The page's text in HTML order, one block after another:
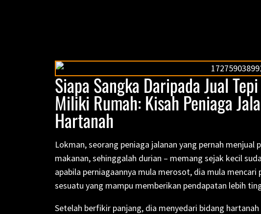
Siapa Sangka Daripada Jual
Miliki Rumah: Kisah Peniaga
Hartanah
Lokman, seorang peniaga jalanan yang pernah menjual
makanan, sehinggalah durian – memang sejak kecil
apabila perniagaannya mula merosot, dia mula mencari
sesuatu yang mampu memberikan pendapatan lebih
Setelah berfikir panjang, dia menyedari bidang